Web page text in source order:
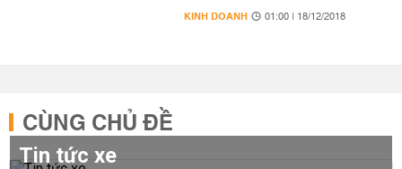
KINH DOANH 01:00 | 18/12/2018
CÙNG CHỦ ĐỀ
Tin tức xe